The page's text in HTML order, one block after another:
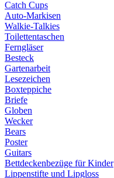
Catch Cups
Auto-Markisen
Walkie-Talkies
Toilettentaschen
Ferngläser
Besteck
Gartenarbeit
Lesezeichen
Boxteppiche
Briefe
Globen
Wecker
Bears
Poster
Guitars
Bettdeckenbezüge für Kinder
Lippenstifte und Lipgloss